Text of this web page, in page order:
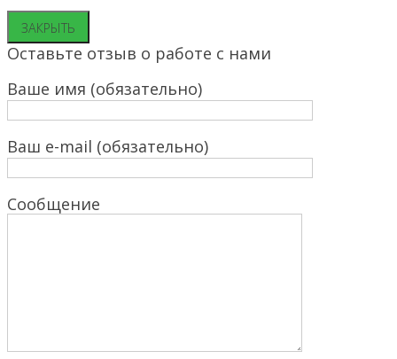
ЗАКРЫТЬ
Оставьте отзыв о работе с нами
Ваше имя (обязательно)
Ваш e-mail (обязательно)
Сообщение